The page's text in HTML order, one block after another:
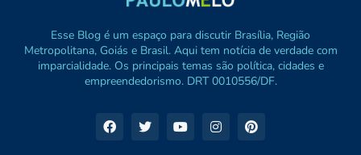
Esse Blog é um espaço para discutir Brasília, Região
Metropolitana, Goiás e Brasil. Aqui tem notícia de verdade com
imparcialidade. Os principais temas são política, cidades e
empreendedorismo. DRT 0010556/DF.